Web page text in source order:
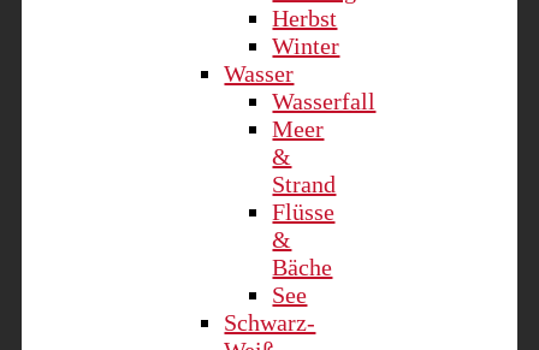
Herbst
Winter
Wasser
Wasserfall
Meer
&
Strand
Flüsse
&
Bäche
See
Schwarz-